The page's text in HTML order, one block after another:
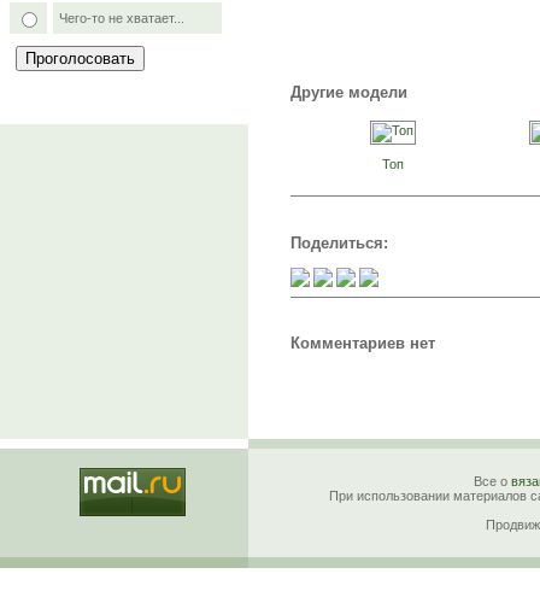
Чего-то не хватает...
Другие модели
Топ
Поделиться:
Комментариев нет
Все о
При использовании материалов